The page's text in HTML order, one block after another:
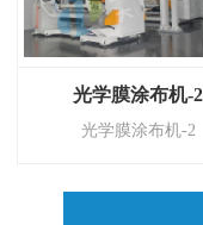
光学膜涂布机-2
光学膜涂布机-2